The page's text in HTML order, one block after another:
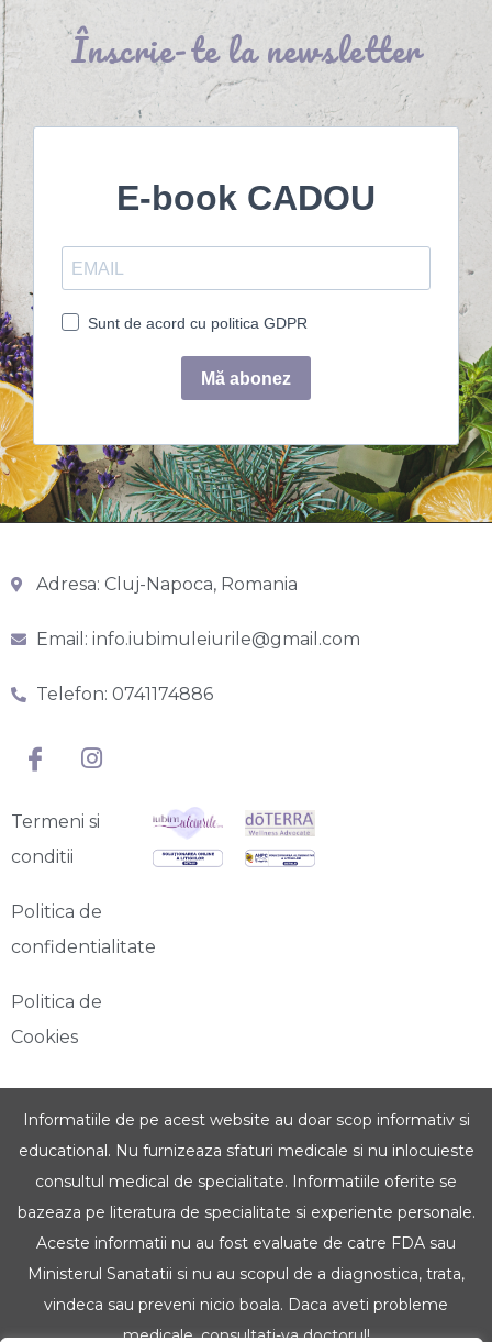
Înscrie-te la newsletter
Adresa: Cluj-Napoca, Romania
Email: info.iubimuleiurile@gmail.com
Telefon: 0741174886
Termeni si
conditii
Politica de
confidentialitate
Politica de
Cookies
Informatiile de pe acest website au doar scop informativ si
educational. Nu furnizeaza sfaturi medicale si nu inlocuieste
consultul medical de specialitate. Informatiile oferite se
bazeaza pe literatura de specialitate si experiente personale.
Aceste informatii nu au fost evaluate de catre FDA sau
Ministerul Sanatatii si nu au scopul de a diagnostica, trata,
vindeca sau preveni nicio boala. Daca aveti probleme
medicale, consultati-va doctorul!